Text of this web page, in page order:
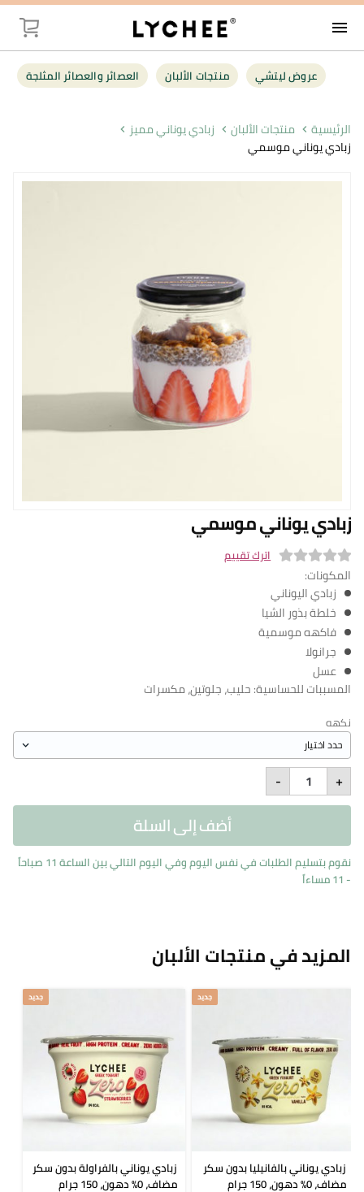
menu
العصائر
English
عروض ليتشي منتجات الألبان العصائر والعصائر المثلجة
الرئيسية منتجات الألبان
زبادي يوناني مميز
زبادي يوناني موسمي
زبادي يوناني موسمي
o
u
t
5
اترك تقييم
نكهه
-Seasonal
Greek
Yogurt
quantity
+
أضف إلى السلة
المكونات:
زبادي اليوناني
خلطة بذور الشيا
فاكهه موسمية
جرانولا
عسل
المسببات للحساسية: حليب، جلوتين، مكسرات
نقوم بتسليم الطلبات في نفس اليوم وفي اليوم التالي بين الساعة 11 صباحاً
- 11 مساءاً
المزيد في منتجات الألبان
جديد
زبادي يوناني بالفانيليا بدون سكر
مضاف، 0% دهون، 150 جرام
جديد
زبادي يوناني بالفراولة بدون سكر
مضاف، 0% دهون، 150 جرام